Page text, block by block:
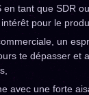
en tant que SDR
pour le
un
te dépasser et
avec une forte